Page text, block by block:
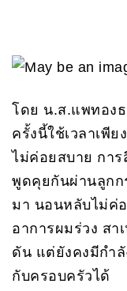
โดย น.ส.แพทองธ
ครั้งนี้ใช้เวลาเพี
ไม่ค่อยสบาย การ
พูดคุยกันผ่านลูกก
มา นอนหลับไม่ค่
อาการผมร่วง สา
ดัน แต่ยังคงมีกำ
กับครอบครัวได้